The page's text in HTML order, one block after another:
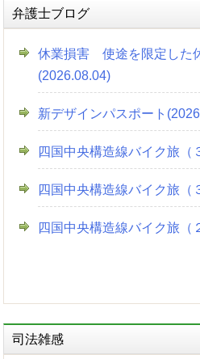
弁護士ブログ
休業損害 使途を限定した
(2026.08.04)
新デザインパスポート
四国中央構造線バイク旅
四国中央構造線バイク旅
四国中央構造線バイク旅（
司法雑感